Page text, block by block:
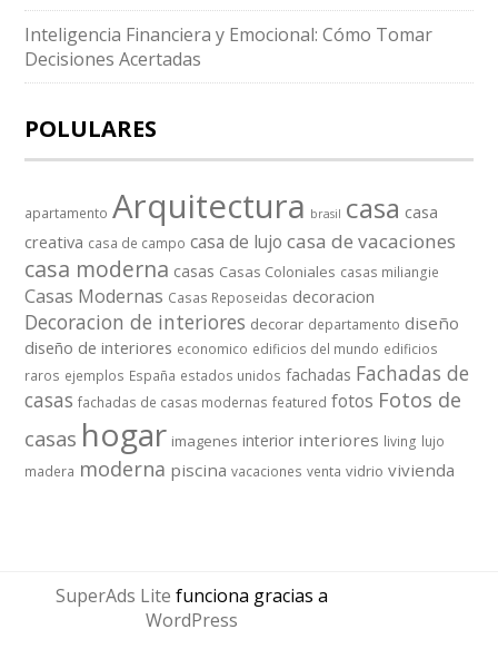
Inteligencia Financiera y Emocional: Cómo Tomar
Decisiones Acertadas
POLULARES
apartamento Arquitectura brasil casa casa
creativa casa de campo casa de lujo casa de vacaciones
casa moderna casas Casas Coloniales casas miliangie
Casas Modernas Casas Reposeidas decoracion
Decoracion de interiores decorar departamento diseño
diseño de interiores economico edificios del mundo edificios
raros ejemplos España estados unidos fachadas Fachadas de
casas fachadas de casas modernas featured fotos Fotos de
casas hogar imagenes interior interiores living lujo
madera moderna piscina vacaciones venta vidrio vivienda
SuperAds Lite funciona gracias a
WordPress